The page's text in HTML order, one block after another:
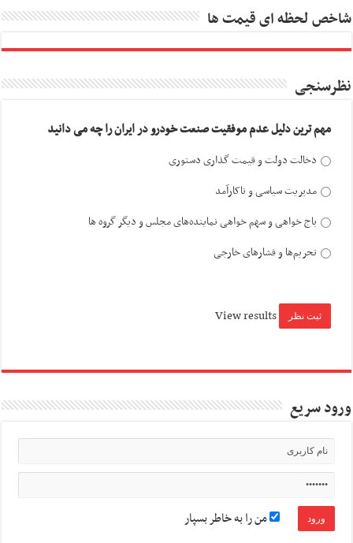
شاخص لحظه ای قیمت ها
نظرسنجی
مهم ترین دلیل عدم موفقیت صنعت خودرو در ایران را چه می دانید
دخالت دولت و قیمت گذاری دستوری
مدیریت سیاسی و ناکارآمد
باج خواهی و سهم خواهی نماینده‌های مجلس و دیگر گروه ها
تحریم‌ها و فشارهای خارجی
View results
ورود سریع
من را به خاطر بسپار